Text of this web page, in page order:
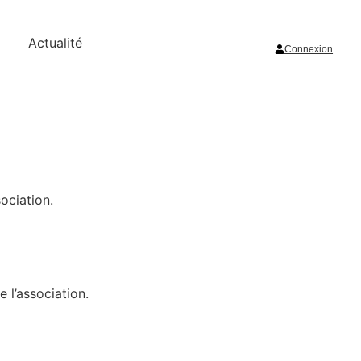
Actualité Connexion
l’association.